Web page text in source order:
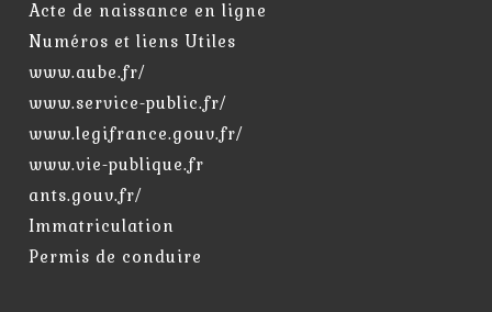
Acte de naissance en ligne
Numéros et liens Utiles
www.aube.fr/
www.service-public.fr/
www.legifrance.gouv.fr/
www.vie-publique.fr
ants.gouv.fr/
Immatriculation
Permis de conduire